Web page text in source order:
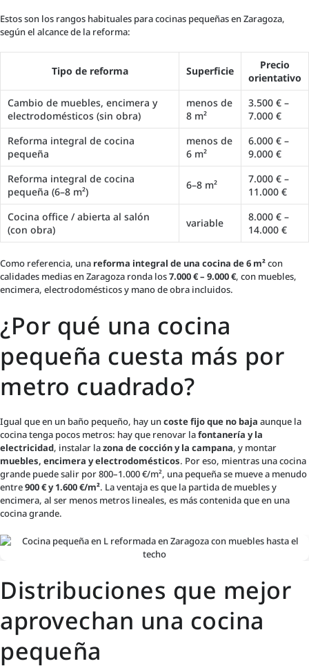
Estos son los rangos habituales para cocinas pequeñas en Zaragoza,
según el alcance de la reforma:
Tipo de reforma Superficie
Precio
orientativo
Cambio de muebles, encimera y
electrodomésticos (sin obra)
menos de
8 m²
3.500 € –
7.000 €
Reforma integral de cocina
pequeña
menos de
6 m²
6.000 € –
9.000 €
Reforma integral de cocina
pequeña (6–8 m²)
6–8 m²
7.000 € –
11.000 €
Cocina office / abierta al salón
(con obra)
variable
8.000 € –
14.000 €
Como referencia, una reforma integral de una cocina de 6 m²con
calidades medias en Zaragoza ronda los7.000 € – 9.000 €, con muebles,
encimera, electrodomésticos y mano de obra incluidos.
¿Por qué una cocina
pequeña cuesta más por
metro cuadrado?
Igual que en un baño pequeño, hay uncoste fijo que no baja aunque la
cocina tenga pocos metros: hay que renovar lafontanería y la
electricidad, instalar lazona de cocción y la campana, y montar
muebles, encimera y electrodomésticos. Por eso, mientras una cocina
grande puede salir por 800–1.000 €/m², una pequeña se mueve a menudo
entre900 € y 1.600 €/m². La ventaja es que la partida de muebles y
encimera, al ser menos metros lineales, es más contenida que en una
cocina grande.
Distribuciones que mejor
aprovechan una cocina
pequeña